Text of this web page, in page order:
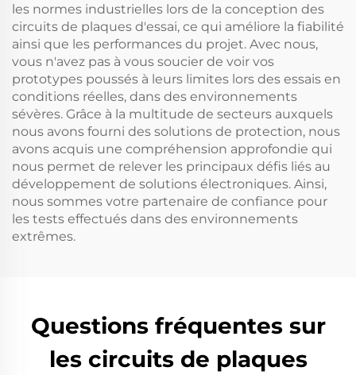
les normes industrielles lors de la conception des
circuits de plaques d'essai, ce qui améliore la fiabilité
ainsi que les performances du projet. Avec nous,
vous n'avez pas à vous soucier de voir vos
prototypes poussés à leurs limites lors des essais en
conditions réelles, dans des environnements
sévères. Grâce à la multitude de secteurs auxquels
nous avons fourni des solutions de protection, nous
avons acquis une compréhension approfondie qui
nous permet de relever les principaux défis liés au
développement de solutions électroniques. Ainsi,
nous sommes votre partenaire de confiance pour
les tests effectués dans des environnements
extrêmes.
Questions fréquentes sur
les circuits de plaques